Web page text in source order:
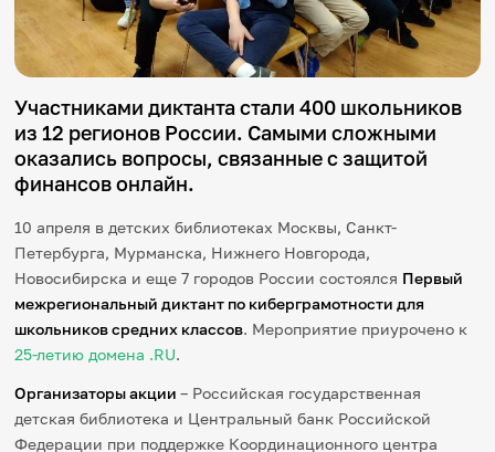
Игры и тренажеры
Игра «Знания»
Викторина
Словарь
Настолка
Памятки
Комиксы
Стихи
Педагогам
Школа наставников
IT-урок
Методика
Секреты кода
English
Регистрация Вход
Участниками диктанта стали 400 школьников
из 12 регионов России. Самыми сложными
оказались вопросы, связанные с защитой
финансов онлайн.
10 апреля в детских библиотеках Москвы, Санкт-
Петербурга, Мурманска, Нижнего Новгорода,
Новосибирска и еще 7 городов России состоялся Первый
межрегиональный диктант по киберграмотности для
школьников средних классов. Мероприятие приурочено к
25-летию домена .RU.
Организаторы акции– Российская государственная
детская библиотека и Центральный банк Российской
Федерации при поддержке Координационного центра